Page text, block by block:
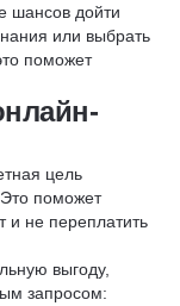
шансов дойти
или выбрать
поможет
цель
Это поможет
не переплатить
выгоду,
запросом: